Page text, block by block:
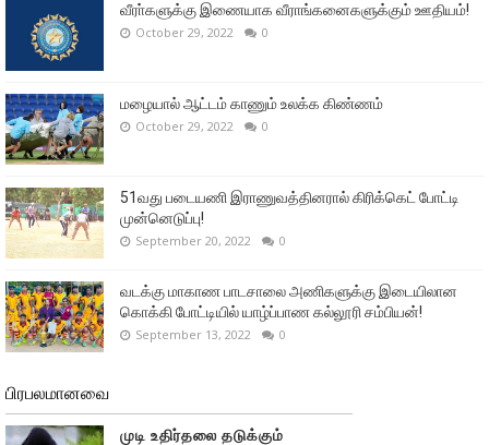
வீரா்களுக்கு இணையாக வீராங்கனைகளுக்கும் ஊதியம்!
October 29, 2022 0
மழையால் ஆட்டம் காணும் உலக்க கிண்ணம்
October 29, 2022 0
51வது படையணி இராணுவத்தினரால் கிரிக்கெட் போட்டி
முன்னெடுப்பு!
September 20, 2022 0
வடக்கு மாகாண பாடசாலை அணிகளுக்கு இடையிலான
கொக்கி போட்டியில் யாழ்ப்பாண கல்லூரி சம்பியன்!
September 13, 2022 0
பிரபலமானவை
முடி உதிர்தலை தடுக்கும்